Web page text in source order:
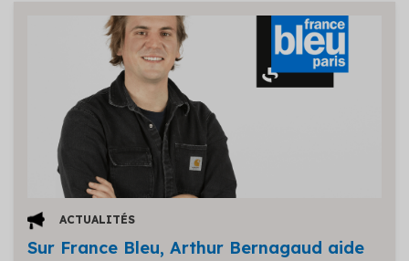
ACTUALITÉS
Sur France Bleu, Arthur Bernagaud aide